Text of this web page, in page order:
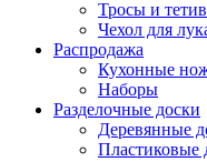
Тросы и
Чехол для
Распродажа
Кухонные
Наборы
Разделочные доски
Деревянные
Пластиковые